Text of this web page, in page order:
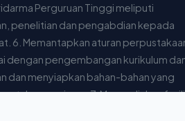
Perguruan Tinggi meliputi
penelitian dan pengabdian kepada
6. Memantapkan aturan
dengan pengembangan kurikulum
dan menyiapkan bahan-bahan yang
untuk pengajaran. 7. Menyediakan